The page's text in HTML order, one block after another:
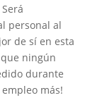
personal al
de sí en esta
ningún
durante
más!